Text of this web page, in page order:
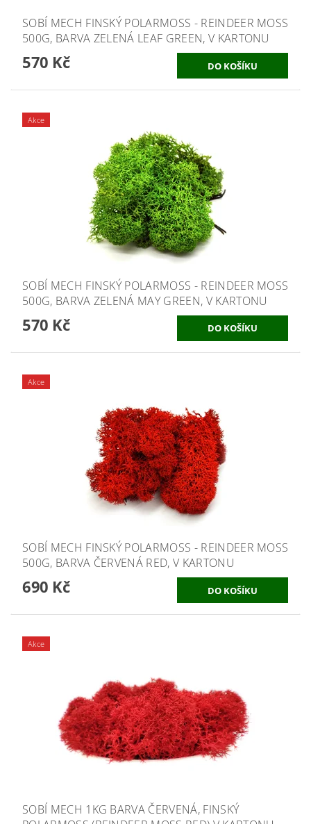
SOBÍ MECH FINSKÝ POLARMOSS - REINDEER MOSS
500G, BARVA ZELENÁ LEAF GREEN, V KARTONU
570 Kč
Akce
SOBÍ MECH FINSKÝ POLARMOSS - REINDEER MOSS
500G, BARVA ZELENÁ MAY GREEN, V KARTONU
570 Kč
Akce
SOBÍ MECH FINSKÝ POLARMOSS - REINDEER MOSS
500G, BARVA ČERVENÁ RED, V KARTONU
690 Kč
Akce
SOBÍ MECH 1KG BARVA ČERVENÁ, FINSKÝ